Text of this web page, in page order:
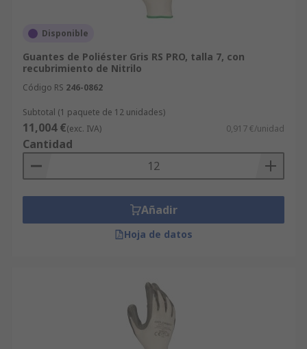
Disponible
Guantes de Poliéster Gris RS PRO, talla 7, con
recubrimiento de Nitrilo
Código RS 246-0862
Subtotal (1 paquete de 12 unidades)
11,004 €(exc. IVA) 0,917 €/unidad
Cantidad
Añadir
Hoja de datos